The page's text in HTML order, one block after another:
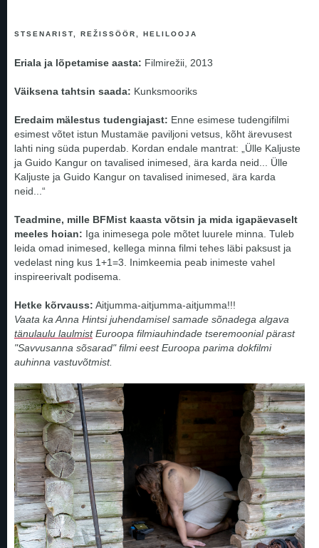
STSENARIST, REŽISSÖÖR, HELILOOJA
Eriala ja lõpetamise aasta: Filmirežii, 2013
Väiksena tahtsin saada: Kunksmooriks
Eredaim mälestus tudengiajast: Enne esimese tudengifilmi
esimest võtet istun Mustamäe paviljoni vetsus, kõht ärevusest
lahti ning süda puperdab. Kordan endale mantrat: „Ülle Kaljuste
ja Guido Kangur on tavalised inimesed, ära karda neid... Ülle
Kaljuste ja Guido Kangur on tavalised inimesed, ära karda
neid...“
Teadmine, mille BFMist kaasta võtsin ja mida igapäevaselt
meeles hoian: Iga inimesega pole mõtet luurele minna. Tuleb
leida omad inimesed, kellega minna filmi tehes läbi paksust ja
vedelast ning kus 1+1=3. Inimkeemia peab inimeste vahel
inspireerivalt podisema.
Hetke kõrvauss: Aitjumma-aitjumma-aitjumma!!!
Vaata ka Anna Hintsi juhendamisel samade sõnadega algava
tänulaulu laulmistEuroopa filmiauhindade tseremoonial pärast
"Savvusanna sõsarad" filmi eest Euroopa parima dokfilmi
auhinna vastuvõtmist.